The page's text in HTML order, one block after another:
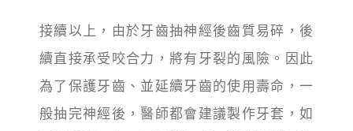
接續以上，由於牙齒抽神經後齒質易碎，後
續直接承受咬合力，將有牙裂的風險。因此
為了保護牙齒、並延續牙齒的使用壽命，一
般抽完神經後，醫師都會建議製作牙套，如